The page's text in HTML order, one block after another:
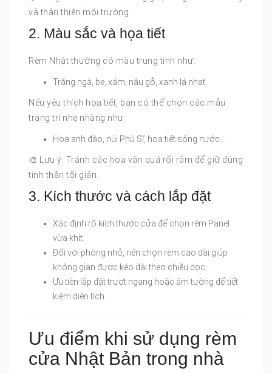
và thân thiện môi trường.
2. Màu sắc và họa tiết
Rèm Nhật thường có màu trung tính như:
Trắng ngà, be, xám, nâu gỗ, xanh lá nhạt.
Nếu yêu thích họa tiết, bạn có thể chọn các mẫu
trang trí nhẹ nhàng như:
Hoa anh đào, núi Phú Sĩ, họa tiết sóng nước…
🎨 Lưu ý: Tránh các hoa văn quá rối rắm để giữ đúng
tinh thần tối giản.
3. Kích thước và cách lắp đặt
Xác định rõ kích thước cửa để chọn rèm Panel
vừa khít.
Đối với phòng nhỏ, nên chọn rèm cao dài giúp
không gian được kéo dài theo chiều dọc.
Ưu tiên lắp đặt trượt ngang hoặc âm tường để tiết
kiệm diện tích.
Ưu điểm khi sử dụng rèm
cửa Nhật Bản trong nhà